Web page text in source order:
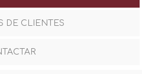
DE CLIENTES